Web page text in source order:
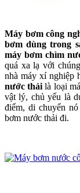
Máy bơm công
bơm dùng trong
máy bơm chìm
quá xa lạ với
nhà máy xí nghiệp
nước thải là loại
vật lý, chủ yếu là
điểm, di chuyển
bơm nước thải đi.